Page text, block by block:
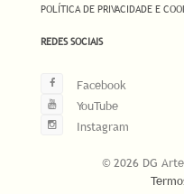
POLÍTICA DE PRIVACIDADE E
REDES SOCIAIS
Facebook
YouTube
Instagram
© 2026 DG